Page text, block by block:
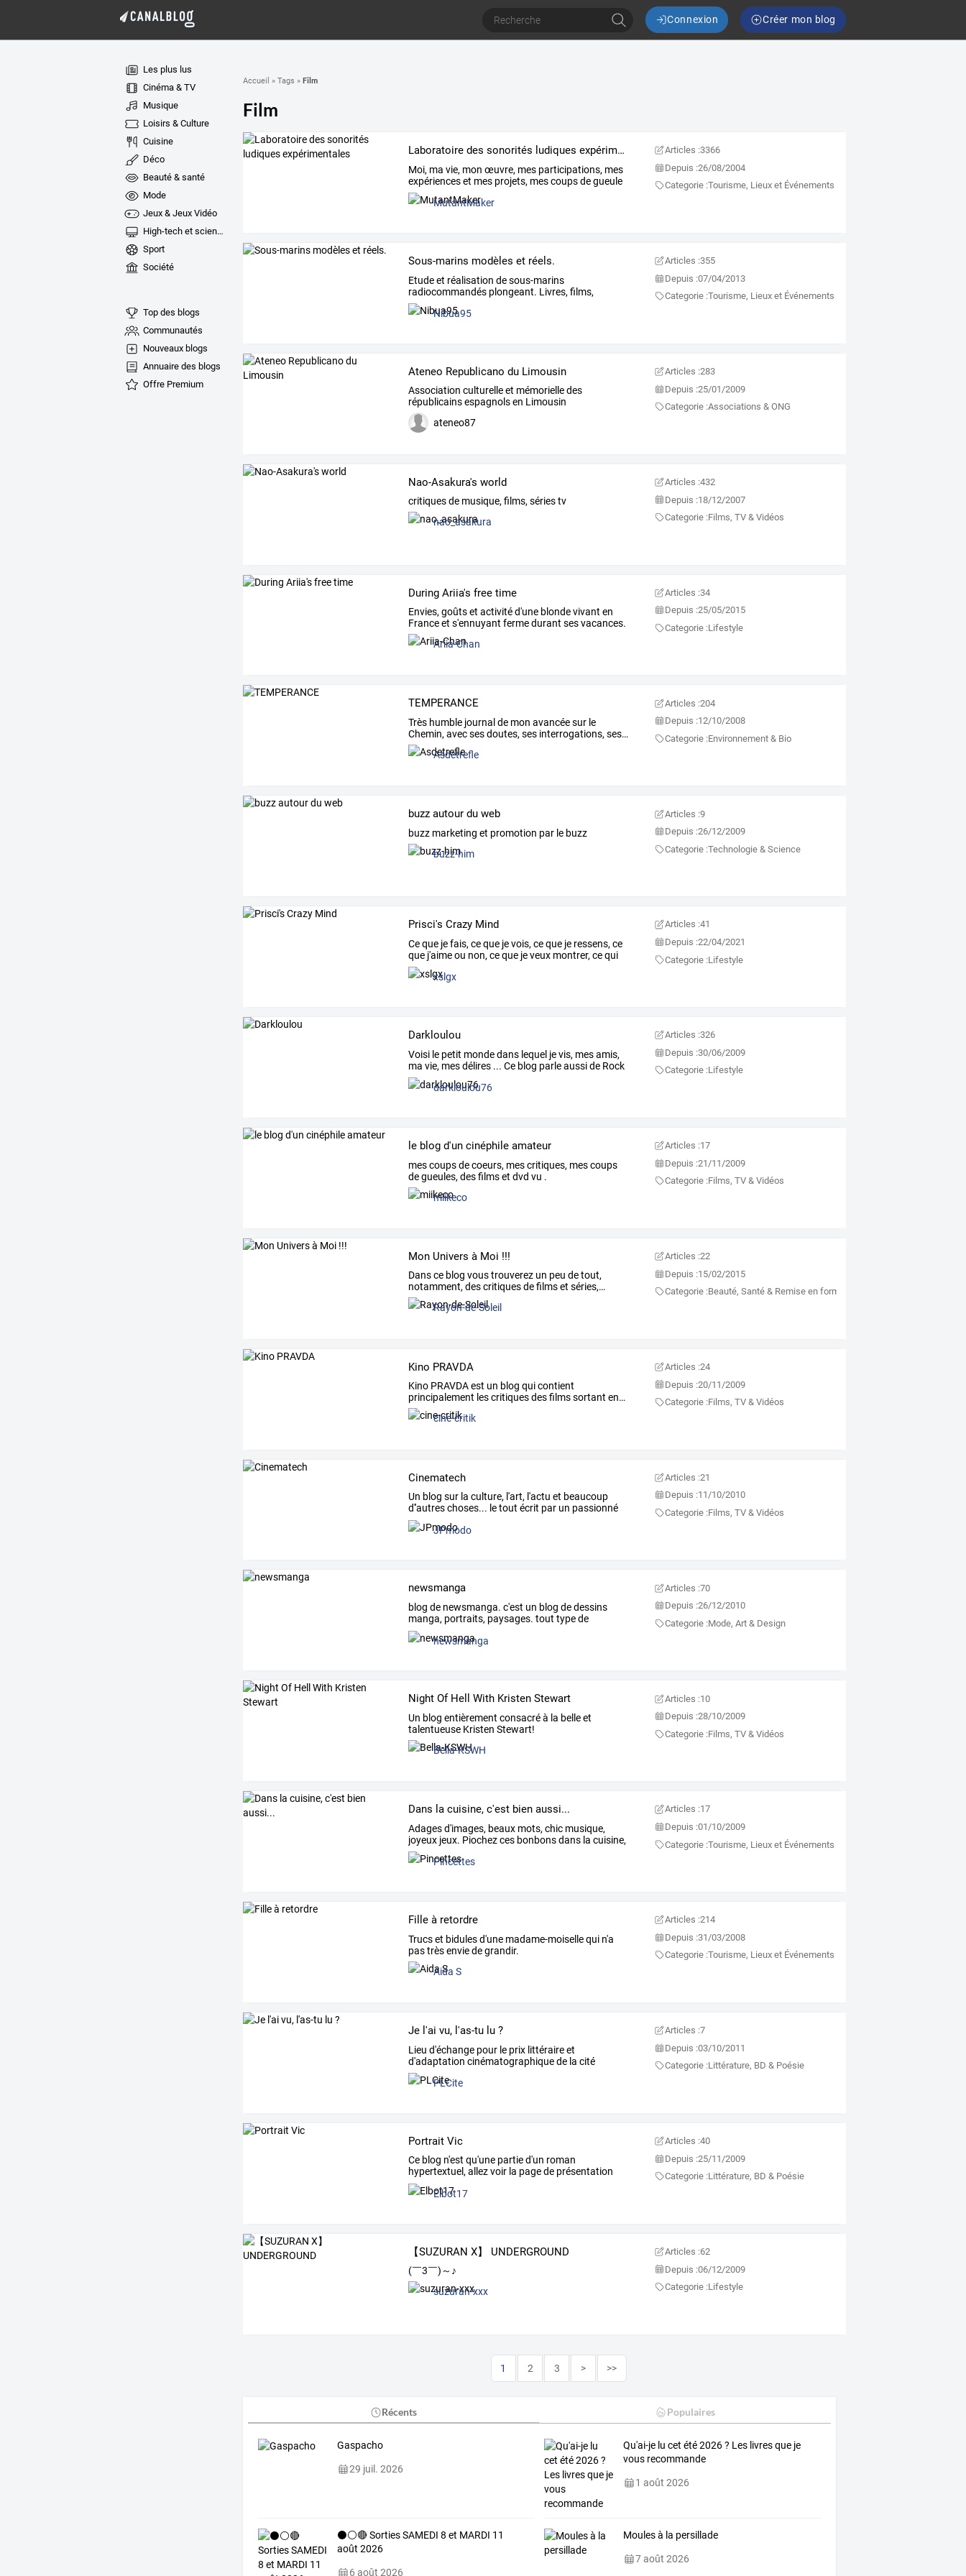
Connexion Créer mon blog
Les plus lus
Cinéma & TV
Musique
Loisirs & Culture
Cuisine
Déco
Beauté & santé
Mode
Jeux & Jeux Vidéo
High-tech et sciences
Sport
Société
Top des blogs
Communautés
Nouveaux blogs
Annuaire des blogs
Offre Premium
Accueil » Tags » Film
Film
Laboratoire des sonorités ludiques expérimentales
Moi, ma vie, mon œuvre, mes participations, mes
expérienceset mes projets, mescoupsdegueule
ou
MutantMaker
Articles :3366
Depuis :26/08/2004
Categorie :Tourisme, Lieux et Événements
Sous-marins modèles et réels.
Etudeet réalisation desous-marins
radiocommandés plongeant. Livres, films,
timbres,
Nibua95
Articles :355
Depuis :07/04/2013
Categorie :Tourisme, Lieux et Événements
Ateneo Republicano du Limousin
Association culturelle et mémorielle des
républicains espagnols en Limousin
ateneo87
Articles :283
Depuis :25/01/2009
Categorie :Associations & ONG
Nao-Asakura's world
critiques de musique, films, séries tv
nao_asakura
Articles :432
Depuis :18/12/2007
Categorie :Films, TV & Vidéos
During Ariia's free time
Envies, goûts et activité d'une blonde vivant en
France et s'ennuyant ferme durant ses vacances.
Ariia-Chan
Articles :34
Depuis :25/05/2015
Categorie :Lifestyle
TEMPERANCE
Très humble journal de mon avancéesur le
Chemin, avecsesdoutes, ses interrogations, ses…
Asdetrefle
Articles :204
Depuis :12/10/2008
Categorie :Environnement & Bio
buzz autour du web
buzz marketing et promotion par le buzz
buzz-him
Articles :9
Depuis :26/12/2009
Categorie :Technologie & Science
Prisci's Crazy Mind
Ceque jefais, ceque jevois, ceque je ressens, ce
que j'aimeou non, ceque jeveux montrer, cequi
me
xslgx
Articles :41
Depuis :22/04/2021
Categorie :Lifestyle
Darkloulou
Voisi le petit mondedans lequel jevis, mesamis,
ma vie, mesdélires ... Ce blog parleausside Rock
de
darkloulou76
Articles :326
Depuis :30/06/2009
Categorie :Lifestyle
le blog d'un cinéphile amateur
mes coups de coeurs, mes critiques, mes coups
de gueules, des films et dvd vu .
miikeco
Articles :17
Depuis :21/11/2009
Categorie :Films, TV & Vidéos
Mon Univers à Moi !!!
Dansce blog voustrouverez un peu detout,
notamment,descritiquesdefilmset séries,…
Rayon-de-Soleil
Articles :22
Depuis :15/02/2015
Categorie :Beauté, Santé & Remise en forme
Kino PRAVDA
Kino PRAVDAest un blog quicontient
principalement lescritiquesdesfilmssortant en…
cine-critik
Articles :24
Depuis :20/11/2009
Categorie :Films, TV & Vidéos
Cinematech
Un blog sur la culture, l'art, l'actu et beaucoup
d''autreschoses... letout écrit par un passionné
de
JPmodo
Articles :21
Depuis :11/10/2010
Categorie :Films, TV & Vidéos
newsmanga
blog de newsmanga. c'est un blog dedessins
manga, portraits, paysages. tout typede
mangas.
newsmanga
Articles :70
Depuis :26/12/2010
Categorie :Mode, Art & Design
Night Of Hell With Kristen Stewart
Un blog entièrement consacré à la belle et
talentueuse Kristen Stewart!
Bella-KSWH
Articles :10
Depuis :28/10/2009
Categorie :Films, TV & Vidéos
Dans la cuisine, c'est bien aussi...
Adagesd'images, beaux mots, chic musique,
joyeux jeux. Piochezces bonbonsdans la cuisine,
puis
Pincettes
Articles :17
Depuis :01/10/2009
Categorie :Tourisme, Lieux et Événements
Fille à retordre
Trucs et bidules d'une madame-moiselle qui n'a
pas très envie de grandir.
Aida S
Articles :214
Depuis :31/03/2008
Categorie :Tourisme, Lieux et Événements
Je l'ai vu, l'as-tu lu ?
Lieu d'échange pour le prix littéraire et
d'adaptation cinématographique de la cité
scolaire Heinrich-Nessel.
PLCite
Articles :7
Depuis :03/10/2011
Categorie :Littérature, BD & Poésie
Portrait Vic
Ce blog n'est qu'une partied'un roman
hypertextuel,allezvoir la pagede présentation
pour
Elbot17
Articles :40
Depuis :25/11/2009
Categorie :Littérature, BD & Poésie
【SUZURAN X】 UNDERGROUND
(￣3￣)～♪
suzuran-xxx
Articles :62
Depuis :06/12/2009
Categorie :Lifestyle
1 2 3 > >>
Récents Populaires
Gaspacho
29 juil. 2026
Qu'ai-je lu cet été 2026 ? Les livres que je
vous recommande
1 août 2026
⚫⚪🔴 Sorties SAMEDI 8 et MARDI 11
août 2026
6 août 2026
Moules à la persillade
7 août 2026